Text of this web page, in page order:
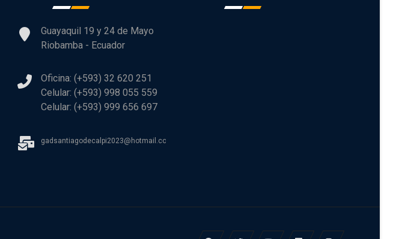
Guayaquil 19 y 24 de Mayo
Riobamba - Ecuador
Oficina: (+593) 32 620 251
Celular: (+593) 998 055 559
Celular: (+593) 999 656 697
gadsantiagodecalpi2023@hotmail.com